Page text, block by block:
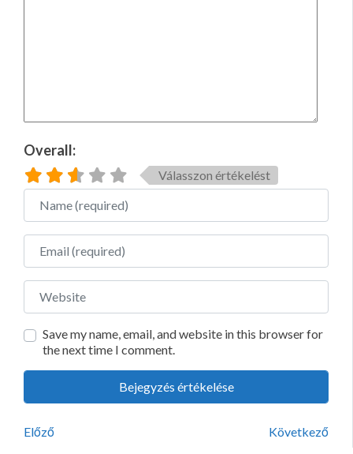
Overall:
Válasszon értékelést
Name
Email
Website
Save my name, email, and website in this browser for
the next time I comment.
Előző Következő